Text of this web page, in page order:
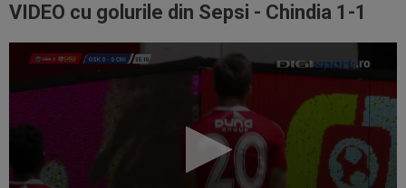
VIDEO cu golurile din Sepsi - Chindia 1-1